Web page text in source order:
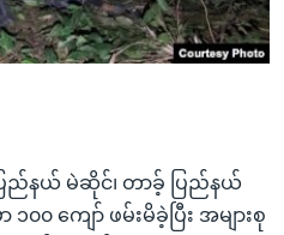
ြည်နယ် မဲဆိုင်၊ တာခ့် ပြည်နယ်
၀ ကျော် ဖမ်းမိခဲ့ပြီး အများစု